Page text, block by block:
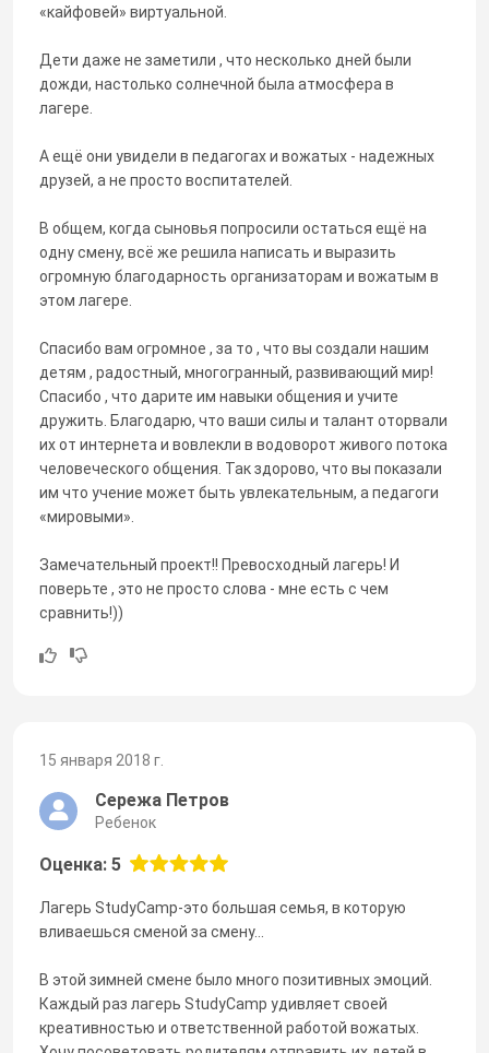
«кайфовей» виртуальной.
Дети даже не заметили , что несколько дней были
дожди, настолько солнечной была атмосфера в
лагере.
А ещё они увидели в педагогах и вожатых - надежных
друзей, а не просто воспитателей.
В общем, когда сыновья попросили остаться ещё на
одну смену, всё же решила написать и выразить
огромную благодарность организаторам и вожатым в
этом лагере.
Спасибо вам огромное , за то , что вы создали нашим
детям , радостный, многогранный, развивающий мир!
Спасибо , что дарите им навыки общения и учите
дружить. Благодарю, что ваши силы и талант оторвали
их от интернета и вовлекли в водоворот живого потока
человеческого общения. Так здорово, что вы показали
им что учение может быть увлекательным, а педагоги
«мировыми».
Замечательный проект!! Превосходный лагерь! И
поверьте , это не просто слова - мне есть с чем
сравнить!))
15 января 2018 г.
Сережа Петров
Ребенок
Оценка: 5
Лагерь StudyCamp-это большая семья, в которую
вливаешься сменой за смену...
В этой зимней смене было много позитивных эмоций.
Каждый раз лагерь StudyCamp удивляет своей
креативностью и ответственной работой вожатых.